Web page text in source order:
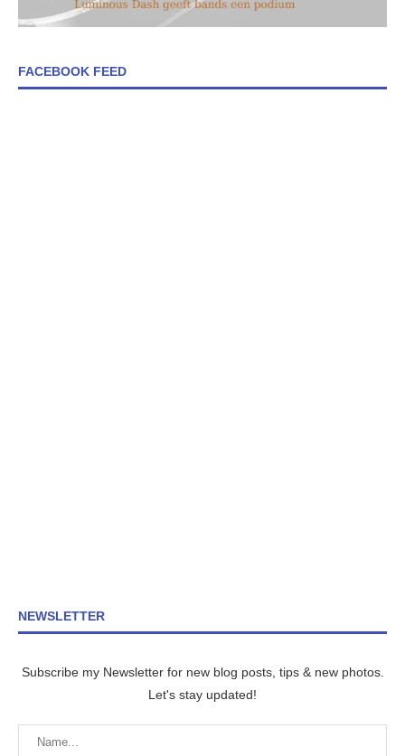
FACEBOOK FEED
NEWSLETTER
Subscribe my Newsletter for new blog posts, tips & new photos.
Let's stay updated!